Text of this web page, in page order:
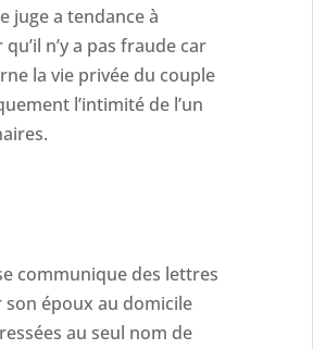
juge a tendance à
n’y a pas fraude car
la vie privée du couple
l’intimité de l’un
communique des lettres
son époux au domicile
au seul nom de